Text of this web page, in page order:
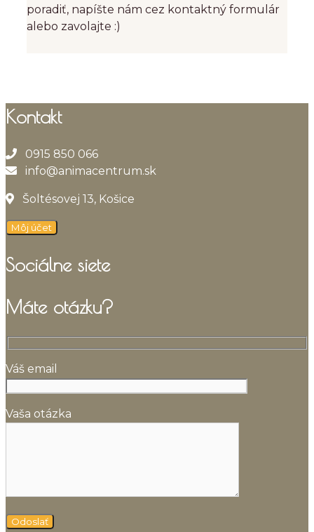
poradiť, napíšte nám cez kontaktný formulár
alebo zavolajte :)
Kontakt
0915 850 066
info@animacentrum.sk
Šoltésovej 13, Košice
Môj účet
Sociálne siete
Máte otázku?
Váš email
Vaša otázka